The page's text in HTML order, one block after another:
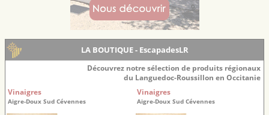
LA BOUTIQUE - EscapadesLR
Découvrez notre sélection de produits régionaux
du Languedoc-Roussillon en Occitanie
Vinaigres
Aigre-Doux Sud Cévennes
Vinaigres
Aigre-Doux Sud Cévennes